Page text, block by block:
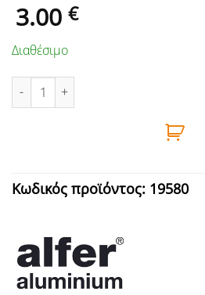
3.00 €
Διαθέσιμο
ΠΡΟΦΙΛ ΓΩΝΙΑ ΑΛΜ 1m 10Χ10Χ1 ΑΣΜ
Κωδικός προϊόντος: 19580